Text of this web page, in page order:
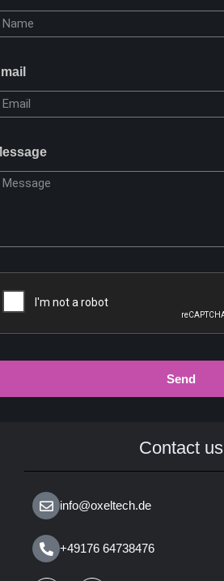
Contact us
info@oxeltech.de
+49176 64738476
Send